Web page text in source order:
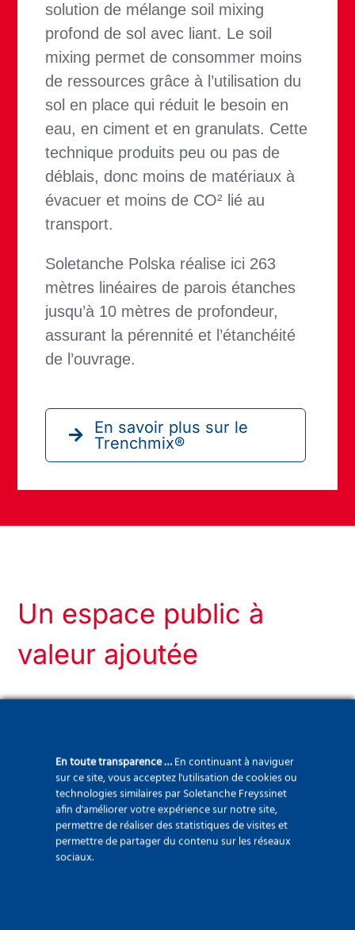
solution de mélange soil mixing
profond de sol avec liant. Le soil
mixing permet de consommer moins
de ressources grâce à l’utilisation du
sol en place qui réduit le besoin en
eau, en ciment et en granulats. Cette
technique produits peu ou pas de
déblais, donc moins de matériaux à
évacuer et moins de CO² lié au
transport.
Soletanche Polska réalise ici 263
mètres linéaires de parois étanches
jusqu’à 10 mètres de profondeur,
assurant la pérennité et l’étanchéité
de l’ouvrage.
En savoir plus sur le
Trenchmix®
Un espace public à
valeur ajoutée
technique : il s’intègre dans un projet global
d’aménagement durable. Une fois les travaux
terminés, la zone sera :
végétalisée et aménagée pour les loisirs
En toute transparence …En continuant à naviguer
sur ce site, vous acceptez l'utilisation de cookies ou
technologies similaires par Soletanche Freyssinet
afin d'améliorer votre expérience sur notre site,
permettre de réaliser des statistiques de visites et
permettre de partager du contenu sur les réseaux
sociaux.